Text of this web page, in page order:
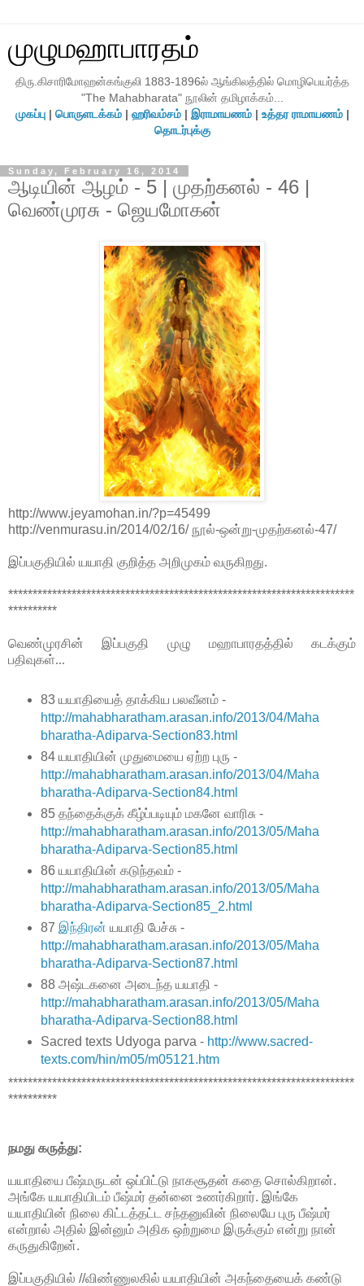
முழுமஹாபாரதம்
திரு.கிசாரிமோஹன்கங்குலி 1883-1896ல் ஆங்கிலத்தில் மொழிபெயர்த்த
"The Mahabharata" நூலின் தமிழாக்கம்...
முகப்பு| பொருளடக்கம்| ஹரிவம்சம்| இராமாயணம்| உத்தர ராமாயணம்|
தொடர்புக்கு
Sunday, February 16, 2014
ஆடியின் ஆழம் - 5 | முதற்கனல் - 46 |
வெண்முரசு - ஜெயமோகன்
http://www.jeyamohan.in/?p=45499
http://venmurasu.in/2014/02/16/ நூல்-ஒன்று-முதற்கனல்-47/
இப்பகுதியில் யயாதி குறித்த அறிமுகம் வருகிறது.
***********************************************************************
**********
வெண்முரசின் இப்பகுதி முழு மஹாபாரதத்தில் கடக்கும்
பதிவுகள்...
83 யயாதியைத் தாக்கிய பலவீனம் -
http://mahabharatham.arasan.info/2013/04/Maha
bharatha-Adiparva-Section83.html
84 யயாதியின் முதுமையை ஏற்ற புரு -
http://mahabharatham.arasan.info/2013/04/Maha
bharatha-Adiparva-Section84.html
85 தந்தைக்குக் கீழ்ப்படியும் மகனே வாரிசு -
http://mahabharatham.arasan.info/2013/05/Maha
bharatha-Adiparva-Section85.html
86 யயாதியின் கடுந்தவம் -
http://mahabharatham.arasan.info/2013/05/Maha
bharatha-Adiparva-Section85_2.html
87 இந்திரன் யயாதி பேச்சு -
http://mahabharatham.arasan.info/2013/05/Maha
bharatha-Adiparva-Section87.html
88 அஷ்டகனை அடைந்த யயாதி -
http://mahabharatham.arasan.info/2013/05/Maha
bharatha-Adiparva-Section88.html
Sacred texts Udyoga parva - http://www.sacred-
texts.com/hin/m05/m05121.htm
***********************************************************************
**********
நமது கருத்து:
யயாதியை பீஷ்மருடன் ஒப்பிட்டு நாகசூதன் கதை சொல்கிறான்.
அங்கே யயாதியிடம் பீஷ்மர் தன்னை உணர்கிறார். இங்கே
யயாதியின் நிலை கிட்டத்தட்ட சந்தனுவின் நிலையே புரு பீஷ்மர்
என்றால் அதில் இன்னும் அதிக ஒற்றுமை இருக்கும் என்று நான்
கருதுகிறேன்.
இப்பகுதியில் //விண்ணுலகில் யயாதியின் அகந்தையைக் கண்டு